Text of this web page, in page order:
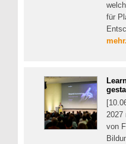
für
2027
von